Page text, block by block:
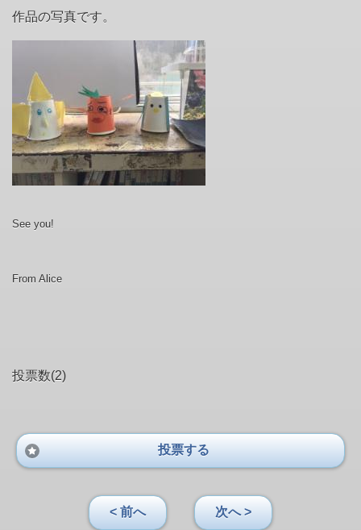
作品の写真です。
See you!
From Alice
投票数(2)
投票する
< 前へ 次へ >